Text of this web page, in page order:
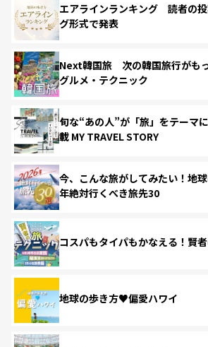
エアラインランキング 読者の
グ形式で発表
Next韓国旅 次の韓国旅行がも
グルメ・テクニック
旬な“あの人”が「旅」をテーマ
載 MY TRAVEL STORY
今、こんな旅がしてみたい！地
年絶対行くべき旅先30
コスパもタイパもかなえる！賢
地球の歩き方♥偏愛ハワイ